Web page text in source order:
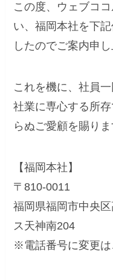
この度、ウェブコ
い、福岡本社を下
したのでご案内申し
これを機に、社員
社業に専心する所
らぬご愛顧を賜り
【福岡本社】
〒810-0011
福岡県福岡市中央
ス天神南204
※電話番号に変更は